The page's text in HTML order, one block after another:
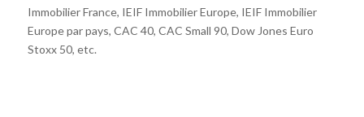
Immobilier France, IEIF Immobilier Europe, IEIF Immobilier
Europe par pays, CAC 40, CAC Small 90, Dow Jones Euro
Stoxx 50, etc.